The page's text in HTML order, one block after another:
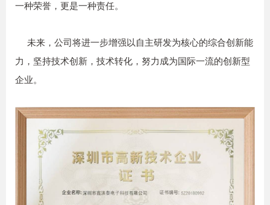
一种荣誉，更是一种责任。
未来，公司将进一步增强以自主研发为核心的综合创新能
力，坚持技术创新，技术转化，努力成为国际一流的创新型
企业。